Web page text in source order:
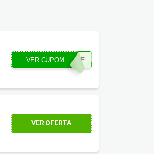
VER CUPOM
FRETEOFF
VER OFERTA